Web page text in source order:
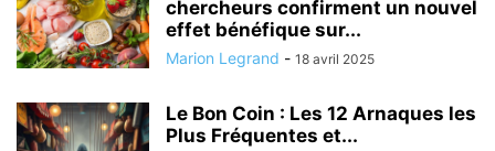
chercheurs confirment un nouvel
effet bénéfique sur...
Marion Legrand - 18 avril 2025
Le Bon Coin : Les 12 Arnaques les
Plus Fréquentes et...